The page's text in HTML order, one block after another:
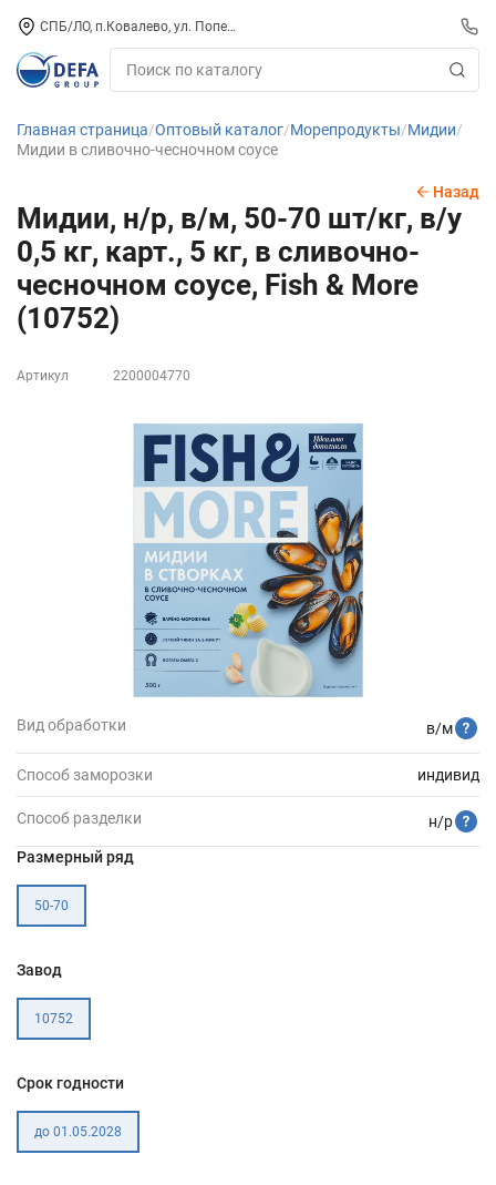
СПБ/ЛО, п.Ковалево, ул. Поперечная, д. 15, СК «ПИРС» («МОРОЗКО»)
Главная страница Оптовый каталог Морепродукты Мидии
Мидии в сливочно-чесночном соусе
Мидии, н/р, в/м, 50-70 шт/кг, в/у
0,5 кг, карт., 5 кг, в сливочно-
чесночном соусе, Fish & More
(10752)
Назад
Артикул 2200004770
Вид обработки в/м
Способ заморозки индивид
Способ разделки
н/р
Размерный ряд
50-70
Завод
10752
Срок годности
до 01.05.2028